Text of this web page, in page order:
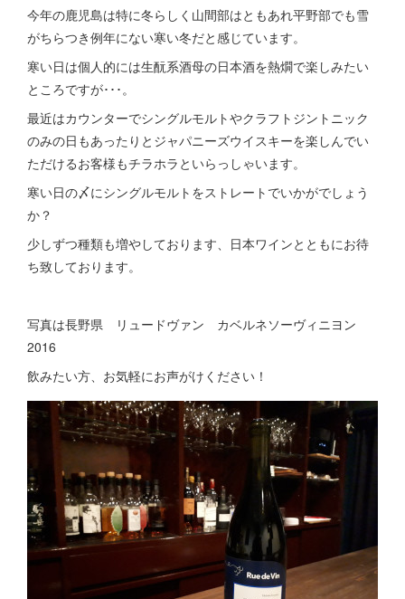
今年の鹿児島は特に冬らしく山間部はともあれ平野部でも雪
がちらつき例年にない寒い冬だと感じています。
寒い日は個人的には生酛系酒母の日本酒を熱燗で楽しみたい
ところですが･･･。
最近はカウンターでシングルモルトやクラフトジントニック
のみの日もあったりとジャパニーズウイスキーを楽しんでい
ただけるお客様もチラホラといらっしゃいます。
寒い日の〆にシングルモルトをストレートでいかがでしょう
か？
少しずつ種類も増やしております、日本ワインとともにお待
ち致しております。
写真は長野県 リュードヴァン カベルネソーヴィニヨン
2016
飲みたい方、お気軽にお声がけください！